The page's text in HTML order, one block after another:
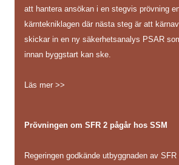
att hantera ansökan i en stegvis prövning
kärntekniklagen där nästa steg är att
skickar in en ny säkerhetsanalys PSAR
innan byggstart kan ske.
Läs mer >>
Prövningen om SFR 2 pågår hos SSM
Regeringen godkände utbyggnaden av SFR